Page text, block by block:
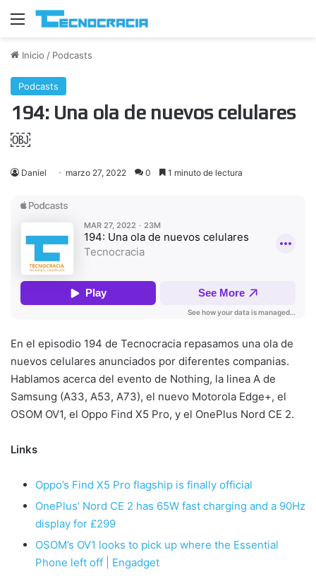
Menú
Inicio / Podcasts
Podcasts
194: Una ola de nuevos celulares
￼
Daniel marzo 27, 2022 0 1 minuto de lectura
En el episodio 194 de Tecnocracia repasamos una ola de
nuevos celulares anunciados por diferentes companias.
Hablamos acerca del evento de Nothing, la linea A de
Samsung (A33, A53, A73), el nuevo Motorola Edge+, el
OSOM OV1, el Oppo Find X5 Pro, y el OnePlus Nord CE 2.
Links
Oppo’s Find X5 Pro flagship is finally official
OnePlus’ Nord CE 2 has 65W fast charging and a 90Hz
display for £299
OSOM’s OV1 looks to pick up where the Essential
Phone left off | Engadget